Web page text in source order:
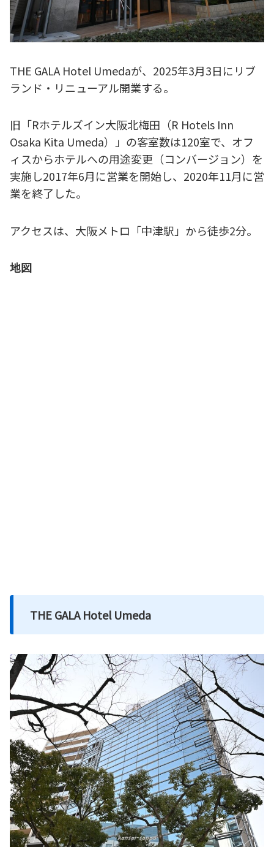
THE GALA Hotel Umedaが、2025年3月3日にリブ
ランド・リニューアル開業する。
旧「Rホテルズイン大阪北梅田（R Hotels Inn
Osaka Kita Umeda）」の客室数は120室で、オフ
ィスからホテルへの用途変更（コンバージョン）を
実施し2017年6月に営業を開始し、2020年11月に営
業を終了した。
アクセスは、大阪メトロ「中津駅」から徒歩2分。
地図
THE GALA Hotel Umeda